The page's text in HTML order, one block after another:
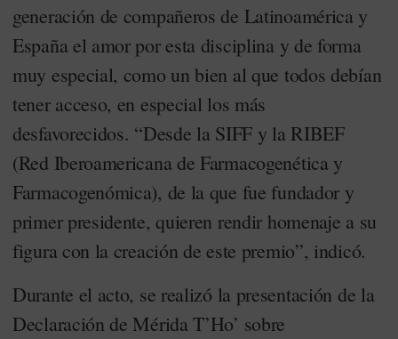
generación de compañeros de Latinoamérica y
España el amor por esta disciplina y de forma
muy especial, como un bien al que todos debían
tener acceso, en especial los más
desfavorecidos. “Desde la SIFF y la RIBEF
(Red Iberoamericana de Farmacogenética y
Farmacogenómica), de la que fue fundador y
primer presidente, quieren rendir homenaje a su
figura con la creación de este premio”, indicó.
Durante el acto, se realizó la presentación de la
Declaración de Mérida T’Ho’ sobre